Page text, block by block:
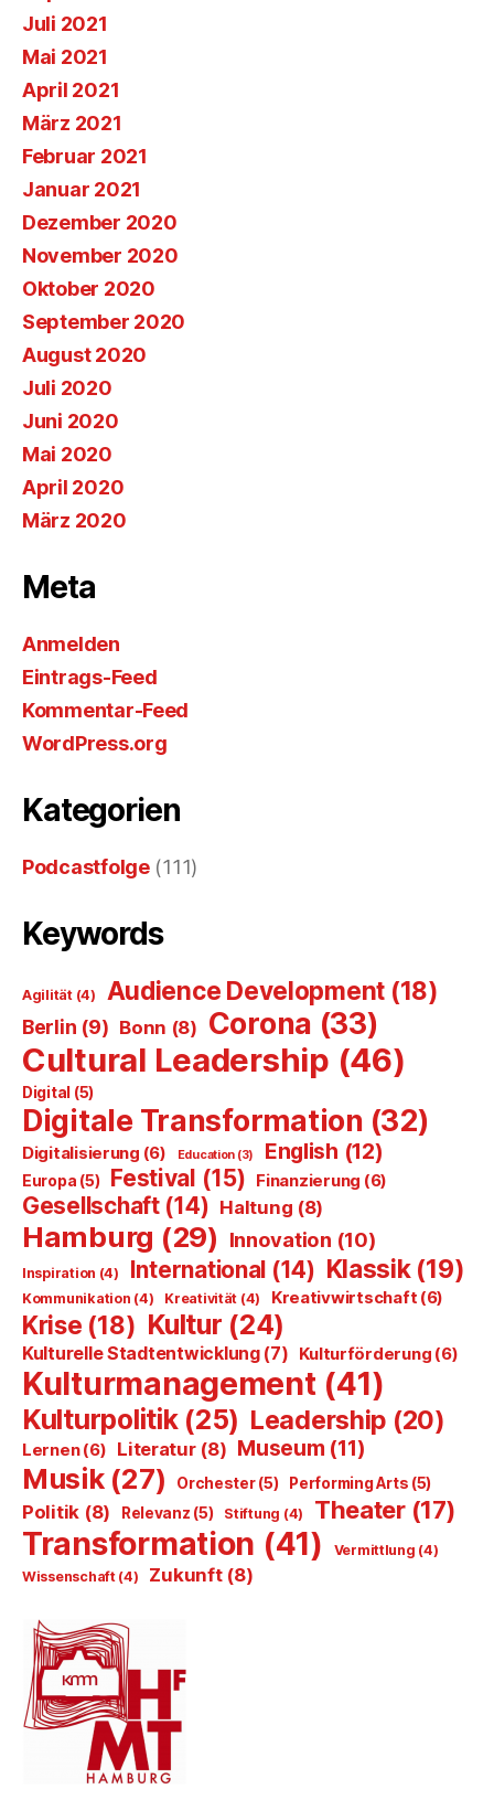
Juli 2021
Mai 2021
April 2021
März 2021
Februar 2021
Januar 2021
Dezember 2020
November 2020
Oktober 2020
September 2020
August 2020
Juli 2020
Juni 2020
Mai 2020
April 2020
März 2020
Meta
Anmelden
Eintrags-Feed
Kommentar-Feed
WordPress.org
Kategorien
Podcastfolge(111)
Keywords
Agilität(4) Audience Development (18)
Berlin (9) Bonn (8) Corona (33)
Cultural Leadership (46)
Digital (5)
Digitale Transformation (32)
Digitalisierung (6) Education (3) English (12)
Europa (5) Festival (15) Finanzierung (6)
Gesellschaft(14) Haltung (8)
Hamburg (29) Innovation (10)
Inspiration (4) International (14) Klassik(19)
Kommunikation (4) Kreativität (4) Kreativwirtschaft (6)
Krise (18) Kultur (24)
Kulturelle Stadtentwicklung(7) Kulturförderung (6)
Kulturmanagement (41)
Kulturpolitik(25) Leadership (20)
Lernen(6) Literatur(8) Museum (11)
Musik(27) Orchester(5) Performing Arts (5)
Politik (8) Relevanz (5) Stiftung (4) Theater(17)
Transformation (41) Vermittlung (4)
Wissenschaft(4) Zukunft(8)